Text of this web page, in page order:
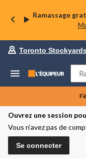
Ramassage
Toronto Stockyards
Ouvrez une session
Vous n’avez pas de
Se connecter